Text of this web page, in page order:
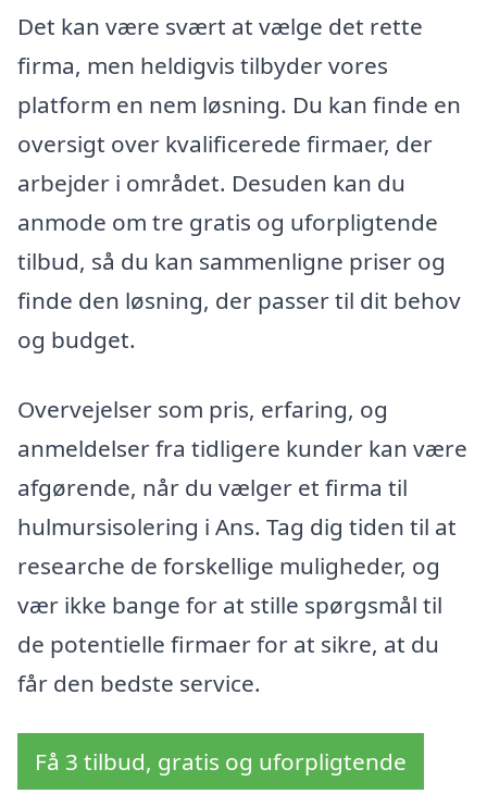
Det kan være svært at vælge det rette
firma, men heldigvis tilbyder vores
platform en nem løsning. Du kan finde en
oversigt over kvalificerede firmaer, der
arbejder i området. Desuden kan du
anmode om tre gratis og uforpligtende
tilbud, så du kan sammenligne priser og
finde den løsning, der passer til dit behov
og budget.
Overvejelser som pris, erfaring, og
anmeldelser fra tidligere kunder kan være
afgørende, når du vælger et firma til
hulmursisolering i Ans. Tag dig tiden til at
researche de forskellige muligheder, og
vær ikke bange for at stille spørgsmål til
de potentielle firmaer for at sikre, at du
får den bedste service.
Få 3 tilbud, gratis og uforpligtende